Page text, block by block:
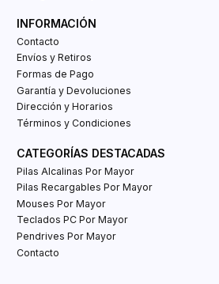
INFORMACIÓN
Contacto
Envíos y Retiros
Formas de Pago
Garantía y Devoluciones
Dirección y Horarios
Términos y Condiciones
CATEGORÍAS DESTACADAS
Pilas Alcalinas Por Mayor
Pilas Recargables Por Mayor
Mouses Por Mayor
Teclados PC Por Mayor
Pendrives Por Mayor
Contacto